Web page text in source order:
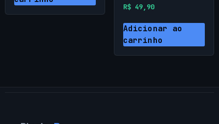
R$49,90
Adicionar ao
carrinho